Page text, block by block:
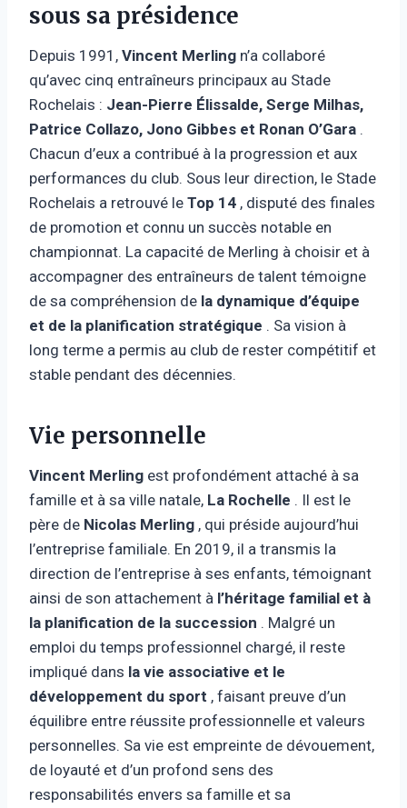
sous sa présidence
Depuis 1991, Vincent Merling n’a collaboré
qu’avec cinq entraîneurs principaux au Stade
Rochelais : Jean-Pierre Élissalde, Serge Milhas,
Patrice Collazo, Jono Gibbes et Ronan O’Gara .
Chacun d’eux a contribué à la progression et aux
performances du club. Sous leur direction, le Stade
Rochelais a retrouvé le Top 14 , disputé des finales
de promotion et connu un succès notable en
championnat. La capacité de Merling à choisir et à
accompagner des entraîneurs de talent témoigne
de sa compréhension de la dynamique d’équipe
et de la planification stratégique . Sa vision à
long terme a permis au club de rester compétitif et
stable pendant des décennies.
Vie personnelle
Vincent Merling est profondément attaché à sa
famille et à sa ville natale, La Rochelle . Il est le
père de Nicolas Merling , qui préside aujourd’hui
l’entreprise familiale. En 2019, il a transmis la
direction de l’entreprise à ses enfants, témoignant
ainsi de son attachement à l’héritage familial et à
la planification de la succession . Malgré un
emploi du temps professionnel chargé, il reste
impliqué dans la vie associative et le
développement du sport , faisant preuve d’un
équilibre entre réussite professionnelle et valeurs
personnelles. Sa vie est empreinte de dévouement,
de loyauté et d’un profond sens des
responsabilités envers sa famille et sa